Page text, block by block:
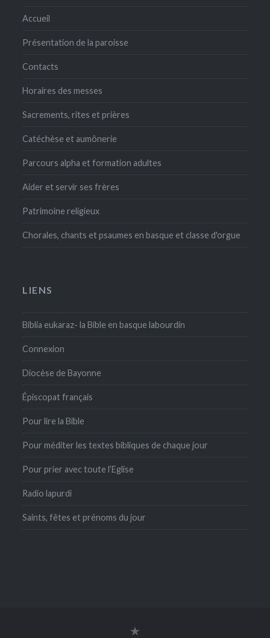
Accueil
Présentation de la paroisse
Contacts
Horaires des messes
Sacrements, rites et prières
Catéchèse et aumônerie
Parcours alpha et formation adultes
Aider et servir ses frères
Patrimoine religieux
Chorales, chants et psaumes en basque et classe d'orgue
LIENS
Biblia eukaraz- la Bible en basque labourdin
Connexion
Diocèse de Bayonne
Épiscopat français
Pour lire la Bible
Pour méditer les textes bibliques de chaque jour
Pour prier avec toute l’Eglise
Radio lapurdi
Saints, fêtes et prénoms du jour